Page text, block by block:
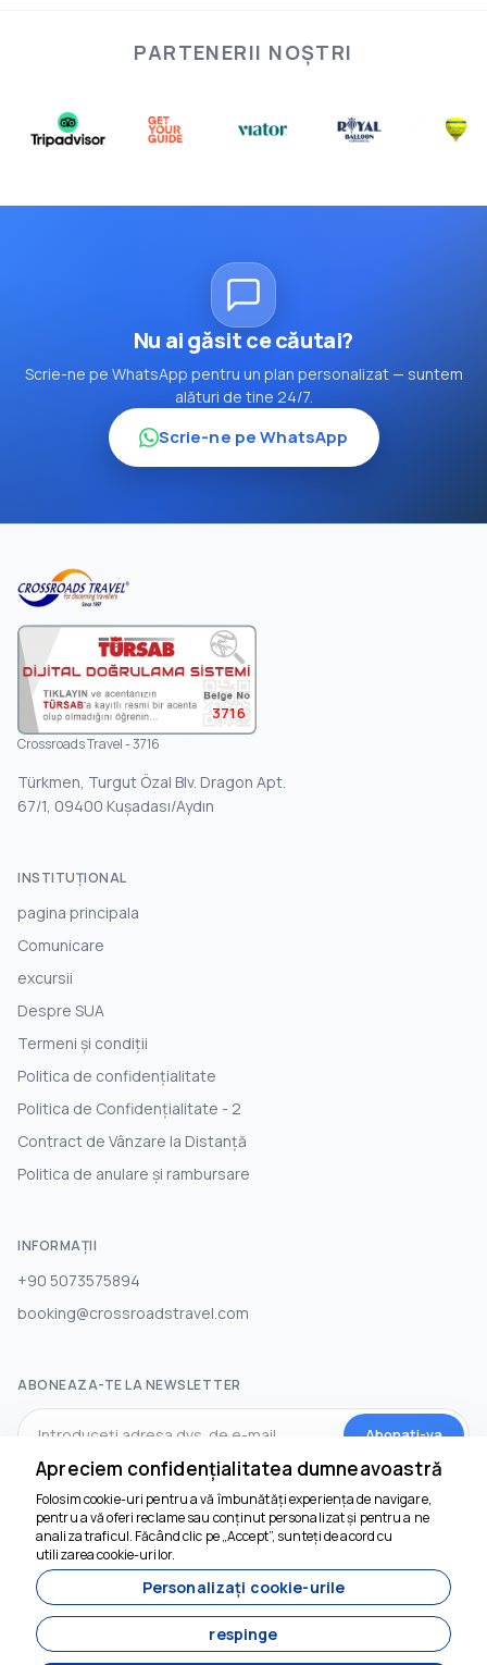
PARTENERII NOȘTRI
Nu ai găsit ce căutai?
Scrie-ne pe WhatsApp pentru un plan personalizat — suntem
alături de tine 24/7.
Scrie-ne pe WhatsApp
3716
Crossroads Travel - 3716
Türkmen, Turgut Özal Blv. Dragon Apt.
67/1, 09400 Kuşadası/Aydın
INSTITUŢIONAL
pagina principala
Comunicare
excursii
Despre SUA
Termeni și condiții
Politica de confidențialitate
Politica de Confidențialitate - 2
Contract de Vânzare la Distanță
Politica de anulare și rambursare
INFORMAȚII
+90 5073575894
booking@crossroadstravel.com
ABONEAZA-TE LA NEWSLETTER
Abonati-va
REȚELELE DE SOCIALIZARE
Apreciem confidențialitatea dumneavoastră
Folosim cookie-uri pentru a vă îmbunătăți experiența de navigare,
pentru a vă oferi reclame sau conținut personalizat și pentru a ne
analiza traficul. Făcând clic pe „Accept”, sunteți de acord cu
utilizarea cookie-urilor.
Personalizați cookie-urile
respinge